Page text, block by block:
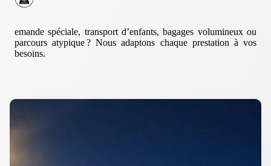
emande spéciale, transport d’enfants, bagages volumineux ou
parcours atypique ? Nous adaptons chaque prestation à vos
besoins.